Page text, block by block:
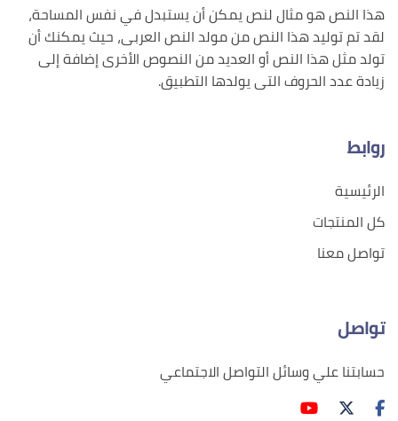
هذا النص هو مثال لنص يمكن أن يستبدل في نفس المساحة،
لقد تم توليد هذا النص من مولد النص العربى، حيث يمكنك أن
تولد مثل هذا النص أو العديد من النصوص الأخرى إضافة إلى
زيادة عدد الحروف التى يولدها التطبيق.
روابط
الرئيسية
كل المنتجات
تواصل معنا
تواصل
حسابتنا علي وسائل التواصل الاجتماعي